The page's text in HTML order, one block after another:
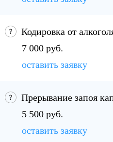
Кодировка от
7 000 руб.
оставить заявку
Прерывание запоя
5 500 руб.
оставить заявку